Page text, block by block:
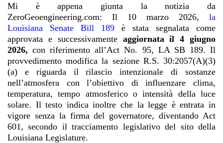
Mi è appena giunta la notizia da
ZeroGeoengineering.com: Il 10 marzo 2026, la
Louisiana Senate Bill 189 è stata segnalata come
approvata e successivamente aggiornata il 4 giugno
2026, con riferimento all’Act No. 95, LA SB 189. Il
provvedimento modifica la sezione R.S. 30:2057(A)(3)
(a) e riguarda il rilascio intenzionale di sostanze
nell’atmosfera con l’obiettivo di influenzare clima,
temperatura, tempo atmosferico o intensità della luce
solare. Il testo indica inoltre che la legge è entrata in
vigore senza la firma del governatore, diventando Act
601, secondo il tracciamento legislativo del sito della
Louisiana Legislature.